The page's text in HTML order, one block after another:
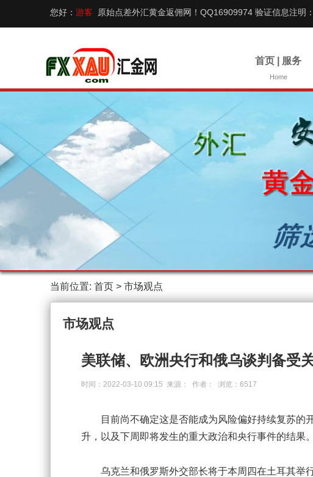
您好： 游客 原始点差外汇黄金返佣网！QQ16909974 验证信息注明
首页 | 服务
Home
当前位置: 首页 > 市场观点
市场观点
美联储、欧洲央行和俄乌谈判备受
时间：2022-03-10 09:15 来源： 作者： 浏览：6517
目前尚不确定这是否能成为风险偏好持续复苏的
升，以及下周即将发生的重大政治和央行事件的结果。
乌克兰和俄罗斯外交部长将于本周四在土耳其举